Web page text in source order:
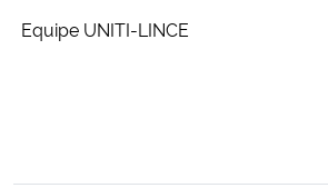
Equipe UNITI-LINCE